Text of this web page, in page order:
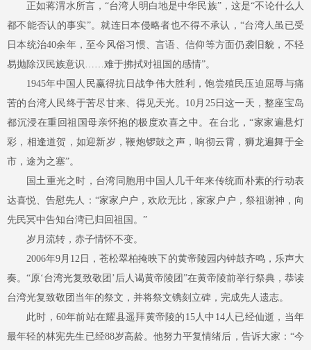
正如蒋渭水所言，“台湾人明白地是中华民族”，这是“不论什么人
都不能否认的事实”。就连日本侵略者也不得不承认，“台湾人虽已受
日本统治40余年，至今风俗习惯、言语、信仰等方面仍袭旧貌，不轻
易抛除汉民族意识……难于拂拭对祖国的感情”。
1945年中国人民赢得抗日战争伟大胜利，饱尝殖民压迫屈辱与痛
苦的台湾人民终于苦尽甘来、得见天光。10月25日这一天，整座宝岛
都沉浸在重回祖国母亲怀抱的极度欢喜之中。在台北，“家家遍悬灯
彩，相逢道贺，如迎新岁，鞭炮锣鼓之声，响彻云霄，狮龙遍舞于全
市，途为之塞”。
国土重光之时，台湾同胞用中国人几千年来传统而朴素的行动表
达喜悦、告慰先人： “家家户户，欢欣无比，家家户户，祭祖谢神，向
先民冥中告知台湾已归回祖国。”
岁月流转，赤子情怀不变。
2006年9月12日，苍松翠柏掩映下的黄帝陵园内钟鼓齐鸣，乐声大
奏。“原‘台湾光复致敬团’后人谒黄帝陵团”在黄帝陵前举行祭典，恭读
台湾光复致敬团当年的祭文，并将祭文镌刻立碑，完成先人遗志。
此时， 60年前站在耀县遥拜黄帝陵的15人中14人已经仙逝，当年
最年轻的林宪先生已经88岁高龄。他努力平复情绪后，告诉大家：“今